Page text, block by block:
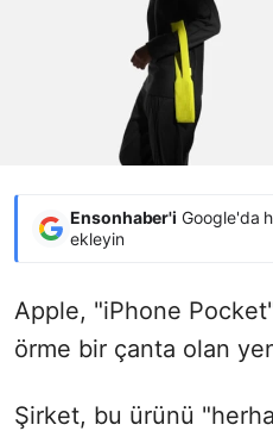
Ensonhaber'i Google'da
ekleyin
Apple, "iPhone
örme bir çanta olan
Şirket, bu ürünü